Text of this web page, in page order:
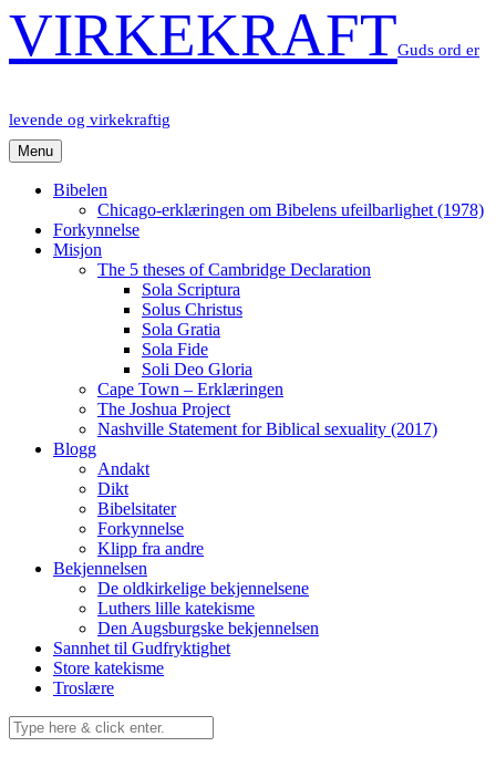
VIRKEKRAFTGuds ord er
levende og virkekraftig
Menu
Bibelen
Chicago-erklæringen om Bibelens ufeilbarlighet (1978)
Forkynnelse
Misjon
The 5 theses of Cambridge Declaration
Sola Scriptura
Solus Christus
Sola Gratia
Sola Fide
Soli Deo Gloria
Cape Town – Erklæringen
The Joshua Project
Nashville Statement for Biblical sexuality (2017)
Blogg
Andakt
Dikt
Bibelsitater
Forkynnelse
Klipp fra andre
Bekjennelsen
De oldkirkelige bekjennelsene
Luthers lille katekisme
Den Augsburgske bekjennelsen
Sannhet til Gudfryktighet
Store katekisme
Troslære